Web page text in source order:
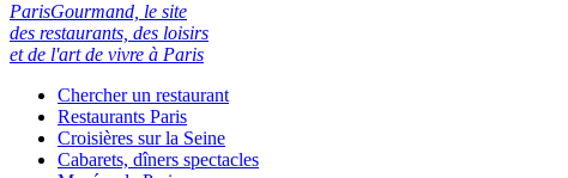
ParisGourmand, le site
des restaurants, des loisirs
et de l'art de vivre à Paris
Chercher un restaurant
Restaurants Paris
Croisières sur la Seine
Cabarets, dîners spectacles